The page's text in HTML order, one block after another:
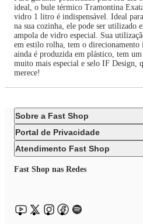
ideal, o bule térmico Tramontina
vidro 1 litro é indispensável. Ideal
na sua cozinha, ele pode ser utilizado
ampola de vidro especial. Sua
em estilo rolha, tem o direcionamento
ainda é produzida em plástico, tem
muito mais especial e selo IF Design,
merece!
Sobre a Fast Shop
Portal de Privacidade
Atendimento Fast Shop
Fast Shop nas Redes